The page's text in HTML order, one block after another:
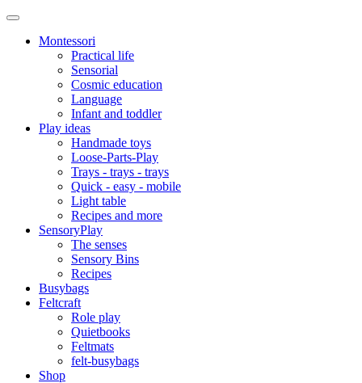
Montessori
Practical life
Sensorial
Cosmic education
Language
Infant and toddler
Play ideas
Handmade toys
Loose-Parts-Play
Trays - trays - trays
Quick - easy - mobile
Light table
Recipes and more
SensoryPlay
The senses
Sensory Bins
Recipes
Busybags
Feltcraft
Role play
Quietbooks
Feltmats
felt-busybags
Shop